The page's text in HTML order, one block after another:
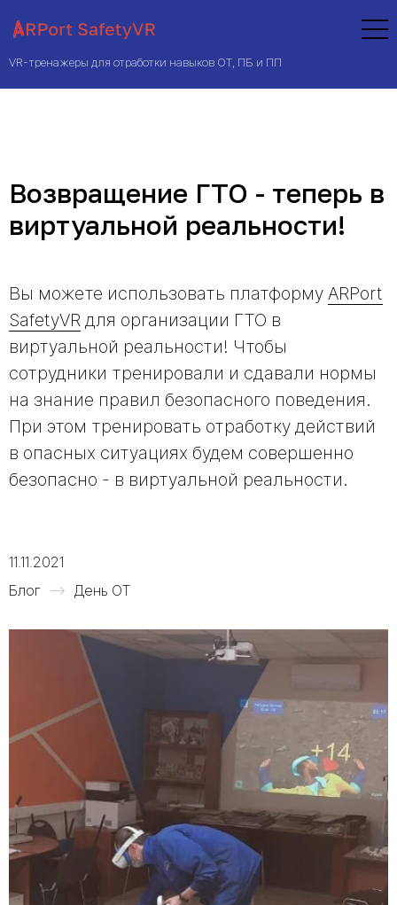
VR-тренажеры для отработки навыков ОТ, ПБ и ПП
Возвращение ГТО - теперь в
виртуальной реальности!
Вы можете использовать платформу ARPort
SafetyVR для организации ГТО в
виртуальной реальности! Чтобы
сотрудники тренировали и сдавали нормы
на знание правил безопасного поведения.
При этом тренировать отработку действий
в опасных ситуациях будем совершенно
безопасно - в виртуальной реальности.
11.11.2021
Блог
День ОТ